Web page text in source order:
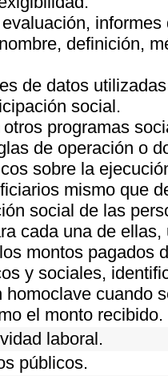
definición,
de datos
social.
programas
de operación o
sobre la
mismo que
social de las
cada una de
montos pagados
y sociales,
homoclave cuando
el monto recibido.
laboral.
públicos.